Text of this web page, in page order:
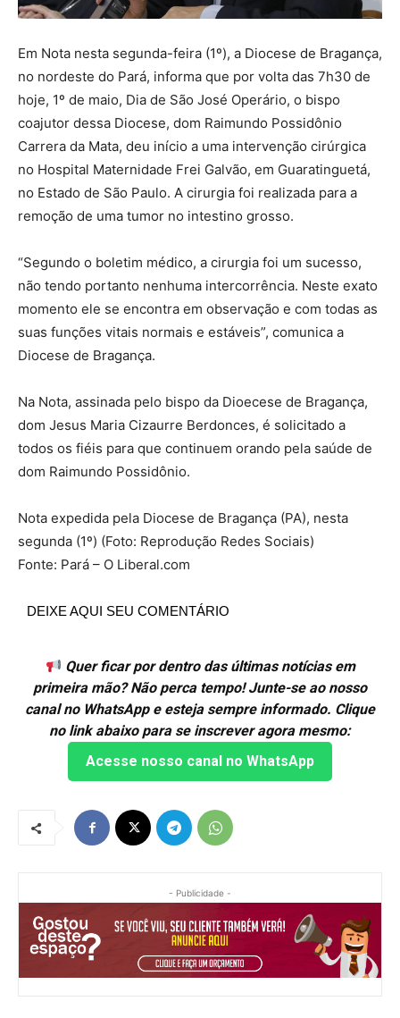
Em Nota nesta segunda-feira (1º), a Diocese de Bragança,
no nordeste do Pará, informa que por volta das 7h30 de
hoje, 1º de maio, Dia de São José Operário, o bispo
coajutor dessa Diocese, dom Raimundo Possidônio
Carrera da Mata, deu início a uma intervenção cirúrgica
no Hospital Maternidade Frei Galvão, em Guaratinguetá,
no Estado de São Paulo. A cirurgia foi realizada para a
remoção de uma tumor no intestino grosso.
“Segundo o boletim médico, a cirurgia foi um sucesso,
não tendo portanto nenhuma intercorrência. Neste exato
momento ele se encontra em observação e com todas as
suas funções vitais normais e estáveis”, comunica a
Diocese de Bragança.
Na Nota, assinada pelo bispo da Dioecese de Bragança,
dom Jesus Maria Cizaurre Berdonces, é solicitado a
todos os fiéis para que continuem orando pela saúde de
dom Raimundo Possidônio.
Nota expedida pela Diocese de Bragança (PA), nesta
segunda (1º) (Foto: Reprodução Redes Sociais)
Fonte: Pará – O Liberal.com
DEIXE AQUI SEU COMENTÁRIO
Quer ficar por dentro das últimas notícias em
primeira mão? Não perca tempo! Junte-se ao nosso
canal no WhatsApp e esteja sempre informado. Clique
no link abaixo para se inscrever agora mesmo:
Acesse nosso canal no WhatsApp
- Publicidade -